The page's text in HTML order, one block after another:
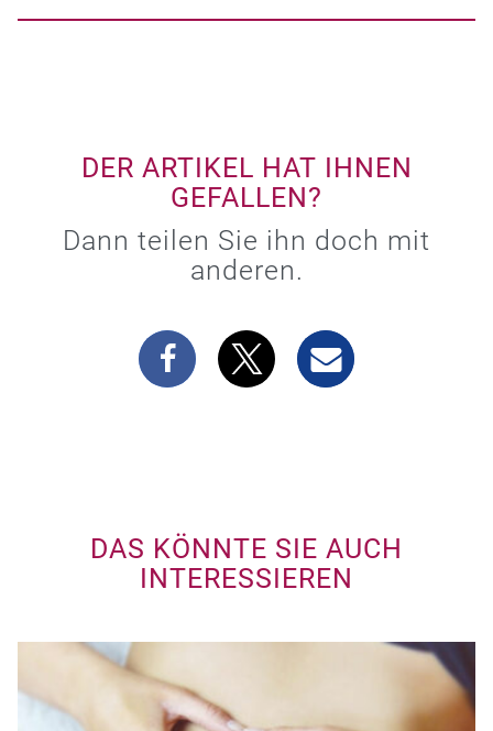
DER ARTIKEL HAT IHNEN
GEFALLEN?
Dann teilen Sie ihn doch mit
anderen.
DAS KÖNNTE SIE AUCH
INTERESSIEREN